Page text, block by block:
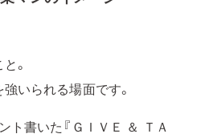
。
いられる場面です。
ト書いた『ＧＩＶＥ ＆ ＴＡ